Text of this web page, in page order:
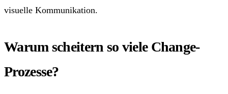
visuelle Kommunikation.
Warum scheitern so viele Change-
Prozesse?